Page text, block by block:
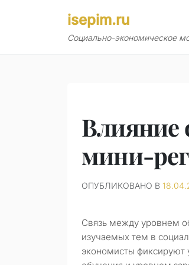
isepim.ru
Социально-экономическое
Влияние
мини-
ОПУБЛИКОВАНО В
Связь между уровнем
изучаемых тем в
экономисты